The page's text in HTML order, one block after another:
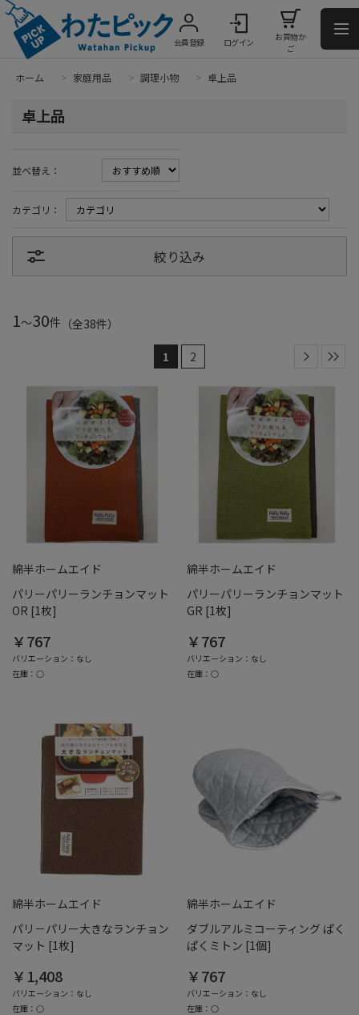
会員登録 ログイン
お買物か
ご
ホーム > 家庭用品 > 調理小物 > 卓上品
卓上品
並べ替え：
カテゴリ：
絞り込み
1～30件 （全38件）
1 2
綿半ホームエイド
パリーパリーランチョンマット
OR [1枚]
￥767
バリエーション：なし
在庫：○
綿半ホームエイド
パリーパリーランチョンマット
GR [1枚]
￥767
バリエーション：なし
在庫：○
綿半ホームエイド
パリ－パリー大きなランチョン
マット [1枚]
￥1,408
バリエーション：なし
在庫：○
綿半ホームエイド
ダブルアルミコーティング ぱく
ぱくミトン [1個]
￥767
バリエーション：なし
在庫：○